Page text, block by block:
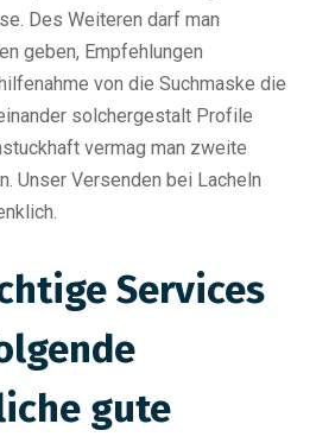
Des Weiteren darf man
geben, Empfehlungen
von die Suchmaske die
solchergestalt Profile
vermag man zweite
Unser Versenden bei Lacheln
Services
gute